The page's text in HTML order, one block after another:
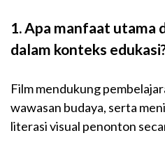
1. Apa manfaat utama
dalam konteks
Film mendukung
wawasan budaya, serta
literasi visual penonton